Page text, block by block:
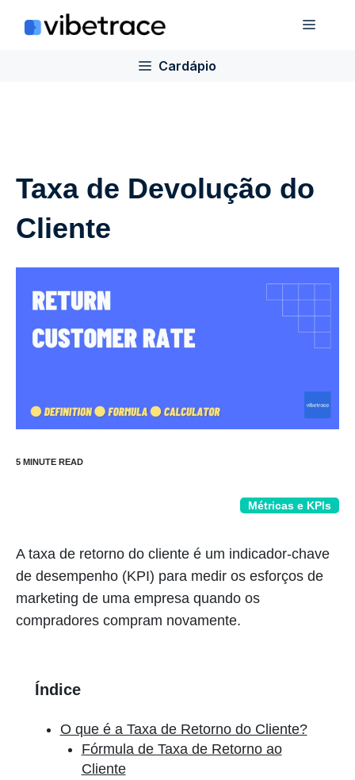
para
Cardápio
Taxa de Devolução do
Cliente
Métricas e KPIs
A taxa de retorno do cliente é um indicador-chave
de desempenho (KPI) para medir os esforços de
marketing de uma empresa quando os
compradores compram novamente.
Índice
O que é a Taxa de Retorno do Cliente?
Fórmula de Taxa de Retorno ao
Cliente